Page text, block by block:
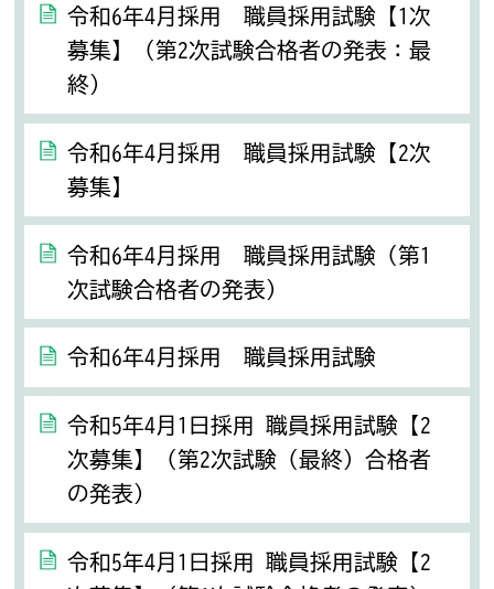
令和6年4月採用 職員採用試験【1次
募集】（第2次試験合格者の発表：最
終）
令和6年4月採用 職員採用試験【2次
募集】
令和6年4月採用 職員採用試験（第1
次試験合格者の発表）
令和6年4月採用 職員採用試験
令和5年4月1日採用 職員採用試験【2
次募集】（第2次試験（最終）合格者
の発表）
令和5年4月1日採用 職員採用試験【2